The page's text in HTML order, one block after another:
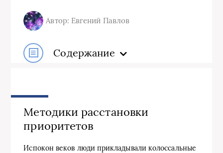
Автор: Евгений Павлов
Содержание
Методики расстановки
приоритетов
Испокон веков люди прикладывали колоссальные